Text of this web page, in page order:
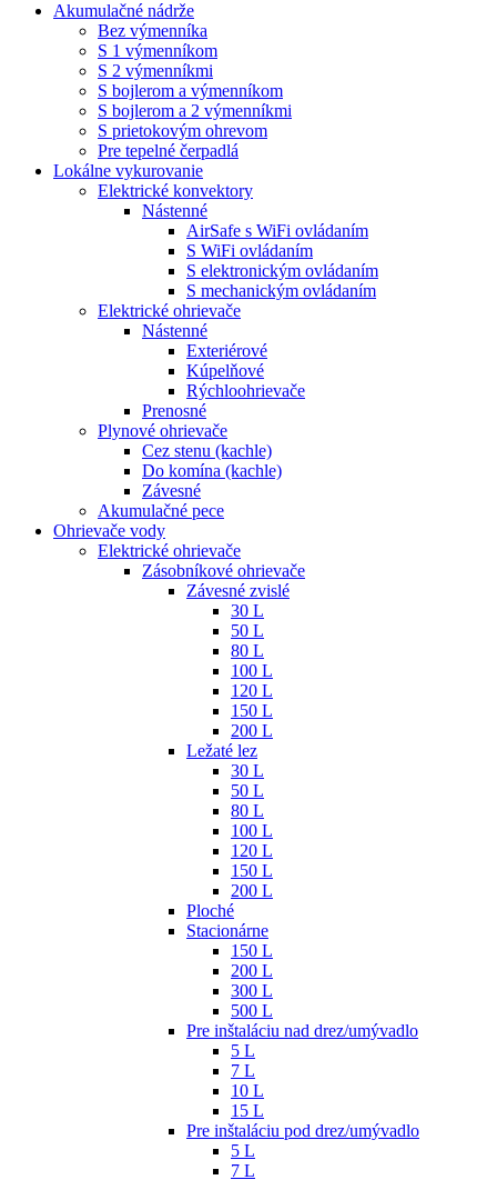
Akumulačné nádrže
Bez výmenníka
S 1 výmenníkom
S 2 výmenníkmi
S bojlerom a výmenníkom
S bojlerom a 2 výmenníkmi
S prietokovým ohrevom
Pre tepelné čerpadlá
Lokálne vykurovanie
Elektrické konvektory
Nástenné
AirSafe s WiFi ovládaním
S WiFi ovládaním
S elektronickým ovládaním
S mechanickým ovládaním
Elektrické ohrievače
Nástenné
Exteriérové
Kúpelňové
Rýchloohrievače
Prenosné
Plynové ohrievače
Cez stenu (kachle)
Do komína (kachle)
Závesné
Akumulačné pece
Ohrievače vody
Elektrické ohrievače
Zásobníkové ohrievače
Závesné zvislé
30 L
50 L
80 L
100 L
120 L
150 L
200 L
Ležaté lez
30 L
50 L
80 L
100 L
120 L
150 L
200 L
Ploché
Stacionárne
150 L
200 L
300 L
500 L
Pre inštaláciu nad drez/umývadlo
5 L
7 L
10 L
15 L
Pre inštaláciu pod drez/umývadlo
5 L
7 L